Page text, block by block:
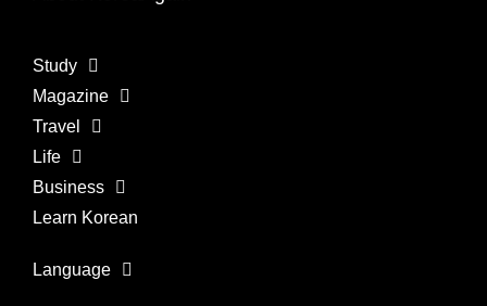
Study
Magazine
Travel
Life
Business
Learn Korean
Language